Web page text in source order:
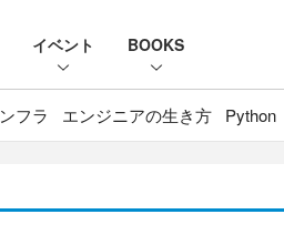
イベント BOOKS
フラ エンジニアの生き方 Python